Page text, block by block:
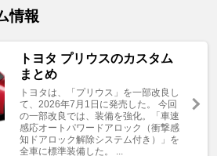
情報
トヨタ プリウスのカスタム
まとめ
トヨタは、「プリウス」を一部改良し
て、2026年7月1日に発売した。 今回
の一部改良では、装備を強化。「車速
感応オートパワードアロック（衝撃感
知ドアロック解除システム付き）」を
全車に標準装備した。 ...